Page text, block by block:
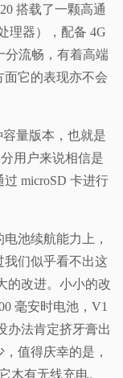
搭载了一颗高通
理器），配备 4G
分流畅，有着高端
它的表现亦不会
量版本，也就是
用户来说相信是
microSD 卡进行
池续航能力上，
我们似乎看不出这
的改进。小小的改
毫安时电池，V1
办法肯定挤牙膏出
值得庆幸的是，
木有无线充电。